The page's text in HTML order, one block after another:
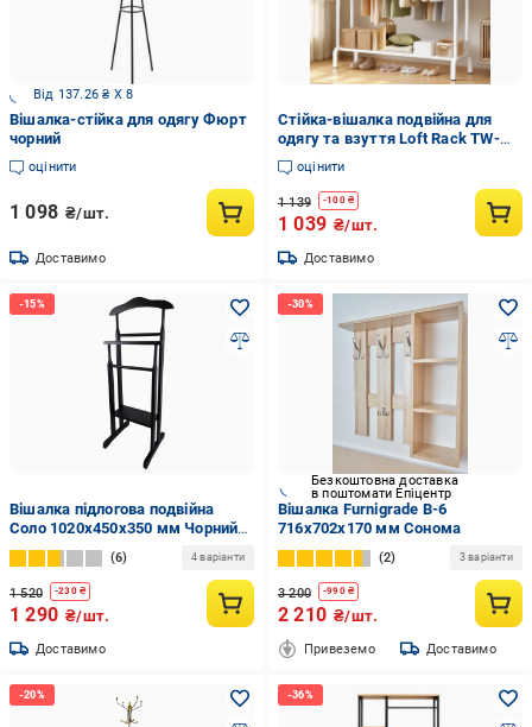
Від 137.26 ₴ X 8
Вішалка-стійка для одягу Фюрт
чорний
оцінити
1 098 ₴/шт.
Доставимо
Стійка-вішалка подвійна для
одягу та взуття Loft Rack TW-
606 сталева підлогова з
полицею/гачками White (376357)
оцінити
1 139 -100₴
1 039 ₴/шт.
Доставимо
Вішалка підлогова подвійна
Соло 1020х450х350 мм Чорний
венге (0128)
6 4 варіанти
1 520 -230₴
1 290 ₴/шт.
Доставимо
Безкоштовна доставка
в поштомати Епіцентр
Вішалка Furnigrade В-6
716х702х170 мм Сонома
2 3 варіанти
3 200 -990₴
2 210 ₴/шт.
Привеземо Доставимо